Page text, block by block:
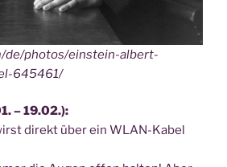
de/photos/einstein-albert-
645461/
– 19.02.):
direkt über ein WLAN-Kabel